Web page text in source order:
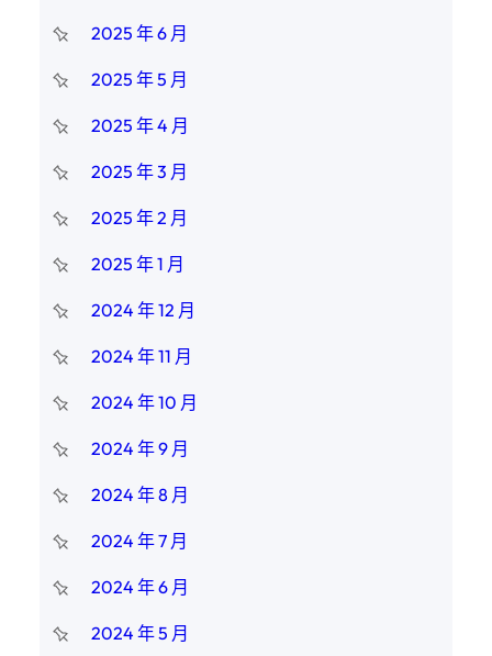
2025 年 6 月
2025 年 5 月
2025 年 4 月
2025 年 3 月
2025 年 2 月
2025 年 1 月
2024 年 12 月
2024 年 11 月
2024 年 10 月
2024 年 9 月
2024 年 8 月
2024 年 7 月
2024 年 6 月
2024 年 5 月